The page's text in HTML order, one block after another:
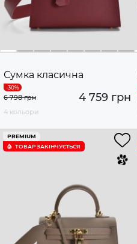
Сумка класична
4 759 грн
6 798 грн
4 кольори
PREMIUM
ТОВАР ЗАКІНЧУЄTЬСЯ